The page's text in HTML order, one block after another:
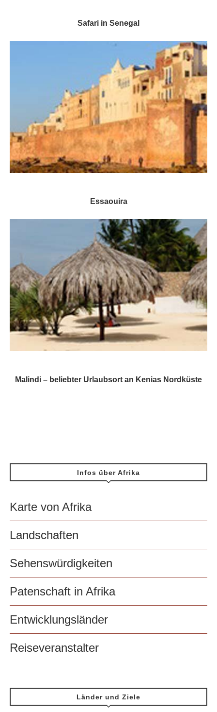
Safari in Senegal
Essaouira
Malindi – beliebter Urlaubsort an Kenias Nordküste
Infos über Afrika
Karte von Afrika
Landschaften
Sehenswürdigkeiten
Patenschaft in Afrika
Entwicklungsländer
Reiseveranstalter
Länder und Ziele